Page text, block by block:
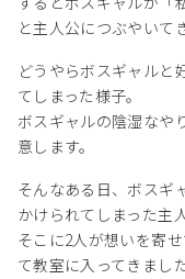
と主人公につぶやいて
どうやらボスギャルと
てしまった様子。
ボスギャルの陰湿なや
意します。
そんなある日、ボスギ
かけられてしまった主人
そこに2人が想いを寄
て教室に入ってきました